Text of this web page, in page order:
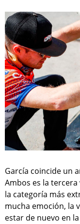
García coincide un
Ambos es la
la categoría más
mucha emoción, la
estar de nuevo en